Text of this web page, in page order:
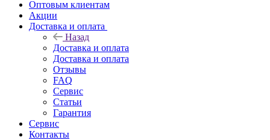
Оптовым клиентам
Акции
Доставка и оплата
Назад
Доставка и оплата
Доставка и оплата
Отзывы
FAQ
Сервис
Статьи
Гарантия
Сервис
Контакты